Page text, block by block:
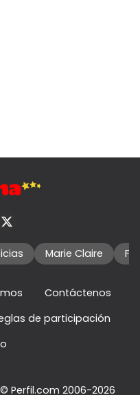
Marie Claire
Contáctenos
de participación
Perfil.com 2006-2026